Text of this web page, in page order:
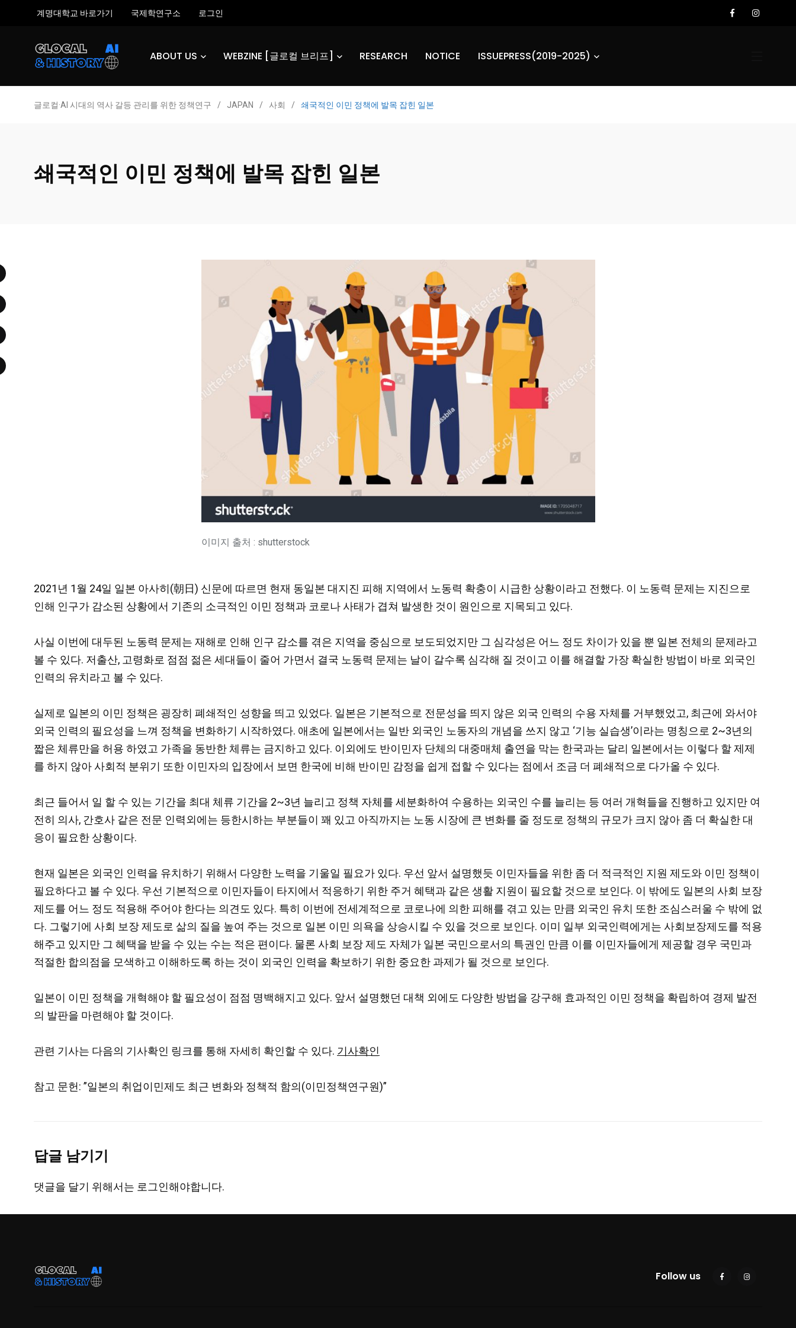
계명대학교 바로가기 국제학연구소 로그인
ABOUT US WEBZINE [글로컬 브리프] RESEARCH NOTICE ISSUEPRESS(2019-2025)
글로컬·AI 시대의 역사 갈등 관리를 위한 정책연구 / JAPAN / 사회 / 쇄국적인 이민 정책에 발목 잡힌 일본
쇄국적인 이민 정책에 발목 잡힌 일본
이미지 출처 : shutterstock
2021년 1월 24일 일본 아사히(朝日) 신문에 따르면 현재 동일본 대지진 피해 지역에서 노동력 확충이 시급한 상황이라고 전했다. 이 노동력 문제는 지진으로
인해 인구가 감소된 상황에서 기존의 소극적인 이민 정책과 코로나 사태가 겹쳐 발생한 것이 원인으로 지목되고 있다.
사실 이번에 대두된 노동력 문제는 재해로 인해 인구 감소를 겪은 지역을 중심으로 보도되었지만 그 심각성은 어느 정도 차이가 있을 뿐 일본 전체의 문제라고
볼 수 있다. 저출산, 고령화로 점점 젊은 세대들이 줄어 가면서 결국 노동력 문제는 날이 갈수록 심각해 질 것이고 이를 해결할 가장 확실한 방법이 바로 외국인
인력의 유치라고 볼 수 있다.
실제로 일본의 이민 정책은 굉장히 폐쇄적인 성향을 띄고 있었다. 일본은 기본적으로 전문성을 띄지 않은 외국 인력의 수용 자체를 거부했었고, 최근에 와서야
외국 인력의 필요성을 느껴 정책을 변화하기 시작하였다. 애초에 일본에서는 일반 외국인 노동자의 개념을 쓰지 않고 ‘기능 실습생’이라는 명칭으로 2~3년의
짧은 체류만을 허용 하였고 가족을 동반한 체류는 금지하고 있다. 이외에도 반이민자 단체의 대중매체 출연을 막는 한국과는 달리 일본에서는 이렇다 할 제제
를 하지 않아 사회적 분위기 또한 이민자의 입장에서 보면 한국에 비해 반이민 감정을 쉽게 접할 수 있다는 점에서 조금 더 폐쇄적으로 다가올 수 있다.
최근 들어서 일 할 수 있는 기간을 최대 체류 기간을 2~3년 늘리고 정책 자체를 세분화하여 수용하는 외국인 수를 늘리는 등 여러 개혁들을 진행하고 있지만 여
전히 의사, 간호사 같은 전문 인력외에는 등한시하는 부분들이 꽤 있고 아직까지는 노동 시장에 큰 변화를 줄 정도로 정책의 규모가 크지 않아 좀 더 확실한 대
응이 필요한 상황이다.
현재 일본은 외국인 인력을 유치하기 위해서 다양한 노력을 기울일 필요가 있다. 우선 앞서 설명했듯 이민자들을 위한 좀 더 적극적인 지원 제도와 이민 정책이
필요하다고 볼 수 있다. 우선 기본적으로 이민자들이 타지에서 적응하기 위한 주거 혜택과 같은 생활 지원이 필요할 것으로 보인다. 이 밖에도 일본의 사회 보장
제도를 어느 정도 적용해 주어야 한다는 의견도 있다. 특히 이번에 전세계적으로 코로나에 의한 피해를 겪고 있는 만큼 외국인 유치 또한 조심스러울 수 밖에 없
다. 그렇기에 사회 보장 제도로 삶의 질을 높여 주는 것으로 일본 이민 의욕을 상승시킬 수 있을 것으로 보인다. 이미 일부 외국인력에게는 사회보장제도를 적용
해주고 있지만 그 혜택을 받을 수 있는 수는 적은 편이다. 물론 사회 보장 제도 자체가 일본 국민으로서의 특권인 만큼 이를 이민자들에게 제공할 경우 국민과
적절한 합의점을 모색하고 이해하도록 하는 것이 외국인 인력을 확보하기 위한 중요한 과제가 될 것으로 보인다.
일본이 이민 정책을 개혁해야 할 필요성이 점점 명백해지고 있다. 앞서 설명했던 대책 외에도 다양한 방법을 강구해 효과적인 이민 정책을 확립하여 경제 발전
의 발판을 마련해야 할 것이다.
관련 기사는 다음의 기사확인 링크를 통해 자세히 확인할 수 있다. 기사확인
참고 문헌: ”일본의 취업이민제도 최근 변화와 정책적 함의(이민정책연구원)”
답글 남기기
댓글을 달기 위해서는 로그인해야합니다.
Follow us